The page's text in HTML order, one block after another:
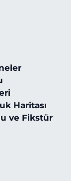
Haritası
ve Fikstür